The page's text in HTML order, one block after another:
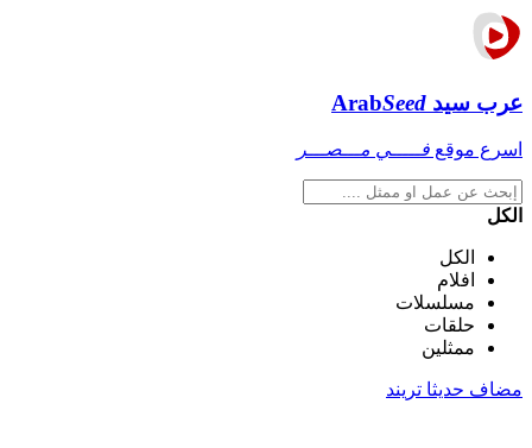
عرب سيد ArabSeed
اسرع موقع فـــــي مـــصـــر
الكل
الكل
افلام
مسلسلات
حلقات
ممثلين
مضاف حديثا تريند